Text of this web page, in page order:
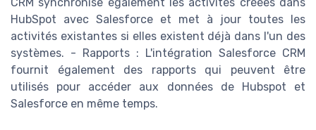
CRM synchronise également les activités créées dans
HubSpot avec Salesforce et met à jour toutes les
activités existantes si elles existent déjà dans l'un des
systèmes. - Rapports : L'intégration Salesforce CRM
fournit également des rapports qui peuvent être
utilisés pour accéder aux données de Hubspot et
Salesforce en même temps.